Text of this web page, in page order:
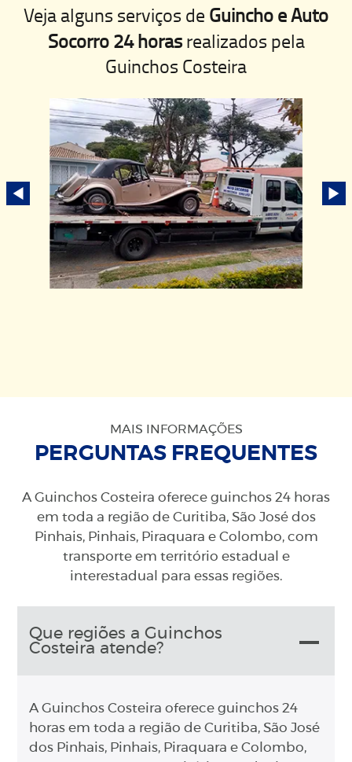
Veja alguns serviços de Guincho e Auto
Socorro 24 horasrealizados pela
Guinchos Costeira
MAIS INFORMAÇÕES
PERGUNTAS FREQUENTES
A Guinchos Costeira oferece guinchos 24 horas
em toda a região de Curitiba, São José dos
Pinhais, Pinhais, Piraquara e Colombo, com
transporte em território estadual e
interestadual para essas regiões.
Que regiões a Guinchos
Costeira atende?
A Guinchos Costeira oferece guinchos 24
horas em toda a região de Curitiba, São José
dos Pinhais, Pinhais, Piraquara e Colombo,